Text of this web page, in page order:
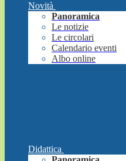
Novità
Panoramica
Le notizie
Le circolari
Calendario eventi
Albo online
Didattica